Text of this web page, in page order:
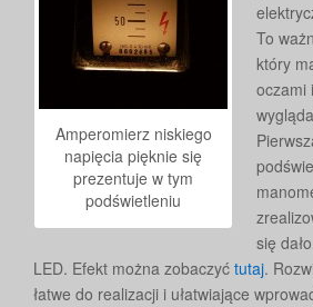
Amperomierz niskiego
napięcia pięknie się
prezentuje w tym
podświetleniu
To
który
oczami
się
LED. Efekt można zobaczyć tutaj.
łatwe do realizacji i ułatwiające